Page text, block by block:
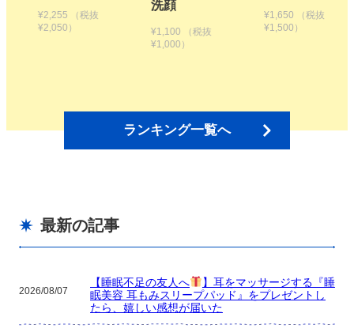
¥1,100 （税抜
¥1,650
¥1,500）
え用【2個セッ
ランキング一覧へ
最新の記事
2026/08/07
【睡眠不足の友人へ
】耳をマッサージする『睡
眠美容 耳もみスリープパッド』をプレゼントし
たら、嬉しい感想が届いた